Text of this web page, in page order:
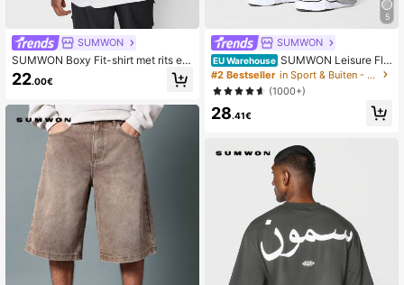
SUMWON
SUMWON Boxy Fit-shirt met rits en
grafische print op de achterkant
22.00€
5
SUMWON
EU Warehouse SUMWON Leisure Fle
ece Trekkoord Joggingbroek
#2 Bestseller
in Sport & Buiten - Athleisure Heren joggingbroeke
(1000+)
28.41€